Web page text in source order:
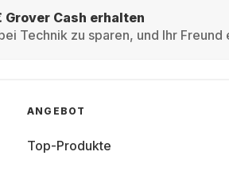
Grover Cash erhalten
Technik zu sparen, und Ihr
ANGEBOT
Top-Produkte